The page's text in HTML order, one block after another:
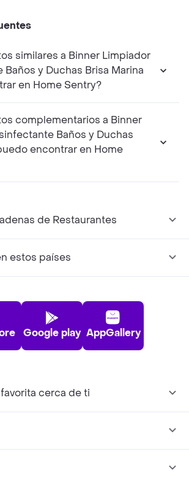
similares a Binner Limpiador
y Duchas Brisa Marina
en Home Sentry?
complementarios a Binner
Baños y Duchas
encontrar en Home
de Restaurantes
estos países
Google play AppGallery
cerca de ti